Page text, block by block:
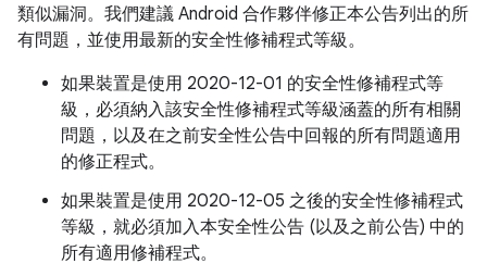
類似漏洞。我們建議 Android 合作夥伴修正本公告列出的所
有問題，並使用最新的安全性修補程式等級。
如果裝置是使用 2020-12-01 的安全性修補程式等
級，必須納入該安全性修補程式等級涵蓋的所有相關
問題，以及在之前安全性公告中回報的所有問題適用
的修正程式。
如果裝置是使用 2020-12-05 之後的安全性修補程式
等級，就必須加入本安全性公告 (以及之前公告) 中的
所有適用修補程式。